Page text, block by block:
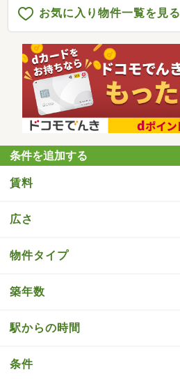
お気に入り物件一覧を見る
条件を追加する
賃料
広さ
物件タイプ
築年数
駅からの時間
条件